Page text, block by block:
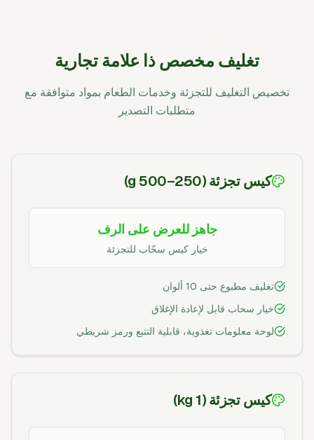
تغليف مخصص ذا علامة تجارية
تخصيص التغليف للتجزئة وخدمات الطعام بمواد متوافقة مع
متطلبات التصدير
كيس تجزئة (250–500 g)
جاهز للعرض على الرف
خيار كيس سحّاب للتجزئة
تغليف مطبوع حتى 10 ألوان
خيار سحاب قابل لإعادة الإغلاق
لوحة معلومات تغذوية، قابلية التتبع ورمز شريطي
كيس تجزئة (1 kg)